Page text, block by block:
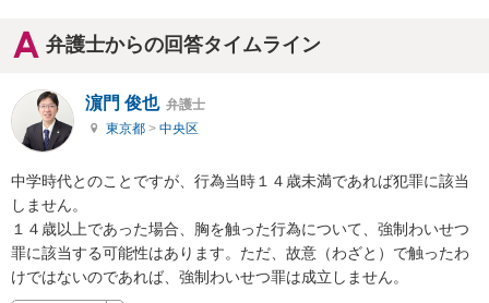
弁護士からの回答タイムライン
濵門 俊也 弁護士
東京都 > 中央区
中学時代とのことですが、行為当時１４歳未満であれば犯罪に該当
しません。
１４歳以上であった場合、胸を触った行為について、強制わいせつ
罪に該当する可能性はあります。ただ、故意（わざと）で触ったわ
けではないのであれば、強制わいせつ罪は成立しません。